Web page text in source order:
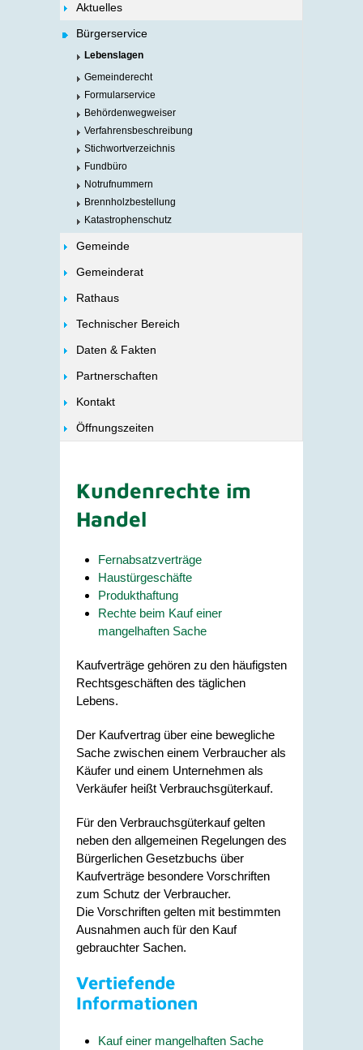
Aktuelles
Bürgerservice
Lebenslagen
Gemeinderecht
Formularservice
Behördenwegweiser
Verfahrensbeschreibung
Stichwortverzeichnis
Fundbüro
Notrufnummern
Brennholzbestellung
Katastrophenschutz
Gemeinde
Gemeinderat
Rathaus
Technischer Bereich
Daten & Fakten
Partnerschaften
Kontakt
Öffnungszeiten
Kundenrechte im
Handel
Fernabsatzverträge
Haustürgeschäfte
Produkthaftung
Rechte beim Kauf einer
mangelhaften Sache
Kaufverträge gehören zu den häufigsten
Rechtsgeschäften des täglichen
Lebens.
Der Kaufvertrag über eine bewegliche
Sache zwischen einem Verbraucher als
Käufer und einem Unternehmen als
Verkäufer heißt Verbrauchsgüterkauf.
Für den Verbrauchsgüterkauf gelten
neben den allgemeinen Regelungen des
Bürgerlichen Gesetzbuchs über
Kaufverträge besondere Vorschriften
zum Schutz der Verbraucher.
Die Vorschriften gelten mit bestimmten
Ausnahmen auch für den Kauf
gebrauchter Sachen.
Vertiefende
Informationen
Kauf einer mangelhaften Sache